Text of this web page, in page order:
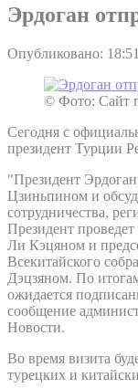
Эрдоган
Опубликовано:
© Фото: Сайт
Сегодня с
президент Турции
"Президент
Цзиньпином и
сотрудничества,
Президент
Ли Кэцяном и
Всекитайского
Дэцзяном. По
ожидается
сообщение
Новости.
Во время визита
турецких и